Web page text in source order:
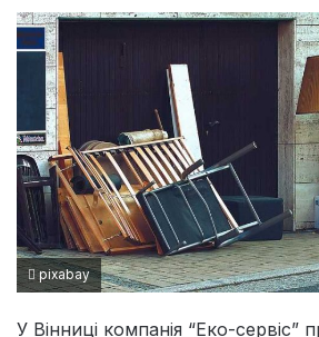
pixabay
У Вінниці компанія “Еко-сервіс”